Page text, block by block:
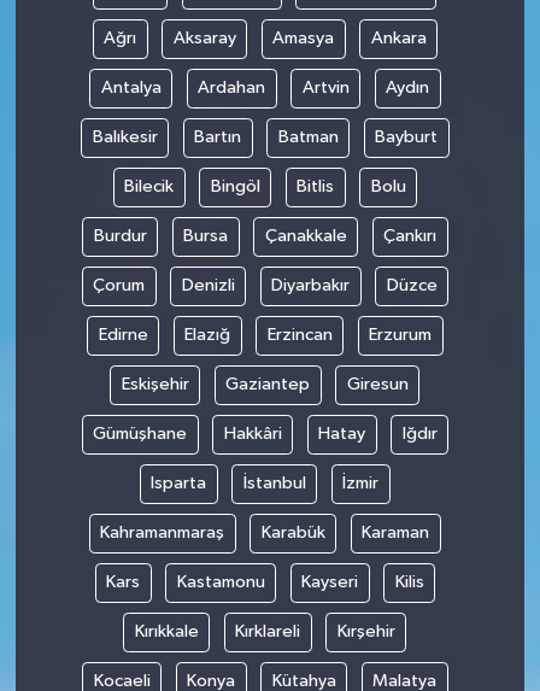
Ağrı Aksaray Amasya Ankara
Antalya Ardahan Artvin Aydın
Balıkesir Bartın Batman Bayburt
Bilecik Bingöl Bitlis Bolu
Burdur Bursa Çanakkale Çankırı
Çorum Denizli Diyarbakır Düzce
Edirne Elazığ Erzincan Erzurum
Eskişehir Gaziantep Giresun
Gümüşhane Hakkâri Hatay Iğdır
Isparta İstanbul İzmir
Kahramanmaraş Karabük Karaman
Kars Kastamonu Kayseri Kilis
Kırıkkale Kırklareli Kırşehir
Kocaeli Konya Kütahya Malatya